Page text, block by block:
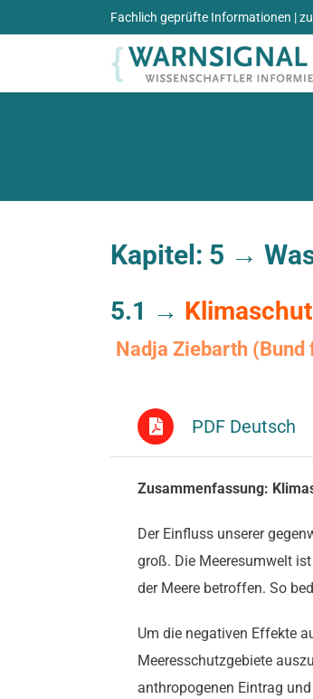
Inhalt
Fachlich geprüfte Informationen |
Kapitel: 5 →
5.1 →
Nadja Ziebarth (Bund
PDF Deutsch
Zusammenfassung:
Der Einfluss unserer
groß. Die Meeresumwelt
der Meere betroffen. So
Um die negativen Effekte
Meeresschutzgebiete
anthropogenen Eintrag